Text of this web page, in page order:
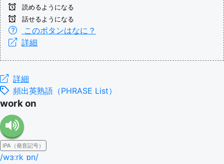
読めるようになる
話せるようになる
このボタンはなに？
詳細
詳細
頻出英熟語（PHRASE List）
work on
IPA（発音記号）
/wɜːrk ɒn/